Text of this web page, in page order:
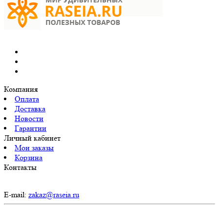
Компания
Оплата
Доставка
Новости
Гарантии
Личный кабинет
Мои заказы
Корзина
Контакты
E-mail: zakaz@raseia.ru